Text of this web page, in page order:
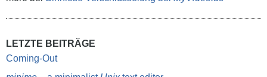
LETZTE BEITRÄGE
Coming-Out